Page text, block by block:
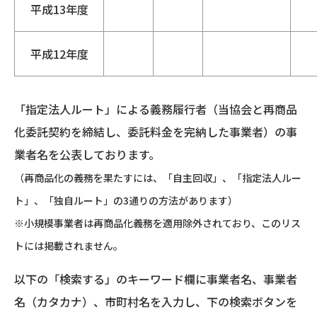
平成13年度
平成12年度
「指定法人ルート」による義務履行者（当協会と再商品
化委託契約を締結し、委託料金を完納した事業者）の事
業者名を公表しております。
（再商品化の義務を果たすには、「自主回収」、「指定法人ルー
ト」、「独自ルート」の3通りの方法があります）
※小規模事業者は再商品化義務を適用除外されており、このリス
トには掲載されません。
以下の「検索する」のキーワード欄に事業者名、事業者
名（カタカナ）、市町村名を入力し、下の検索ボタンを